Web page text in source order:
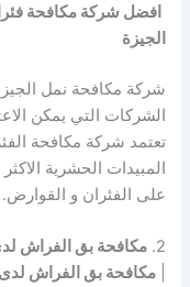
افضل شركة مكافحة
الجيزة
شركة مكافحة نمل
الشركات التي يمكن
تعتمد شركة مكافحة
المبيدات الحشرية
على الفئران و القوارض.
2. مكافحة بق الفراش لدى
|مكافحة بق الفراش لدى